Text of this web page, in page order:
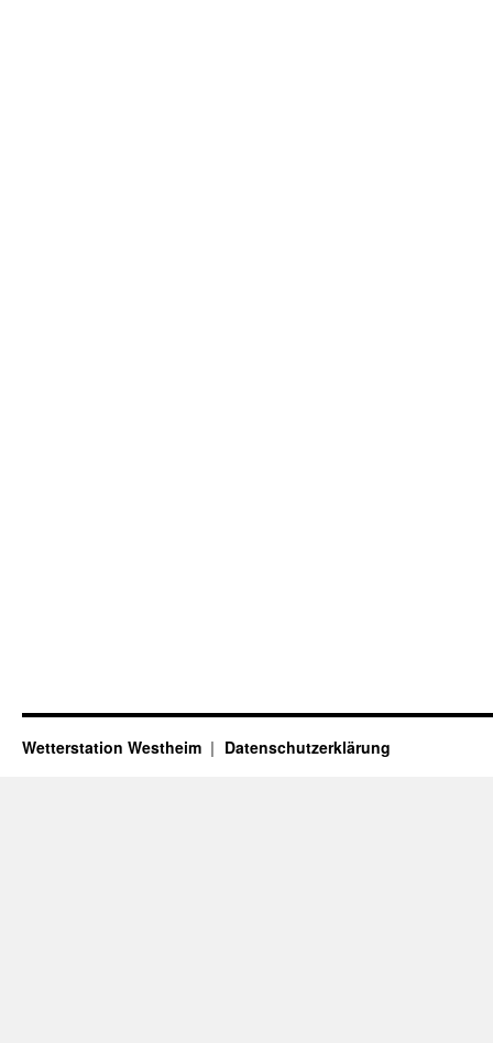
Wetterstation Westheim Datenschutzerklärung